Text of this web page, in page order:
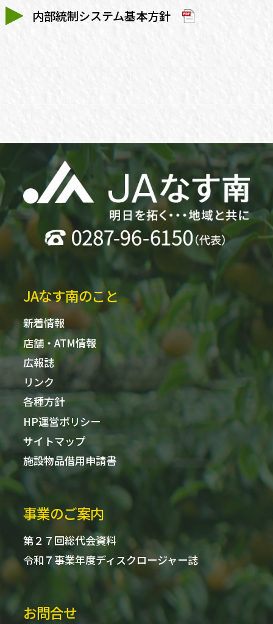
内部統制システム基本方針
JAなす南のこと
新着情報
店舗・ATM情報
広報誌
リンク
各種方針
HP運営ポリシー
サイトマップ
施設物品借用申請書
事業のご案内
第２７回総代会資料
令和７事業年度ディスクロージャー誌
お問合せ